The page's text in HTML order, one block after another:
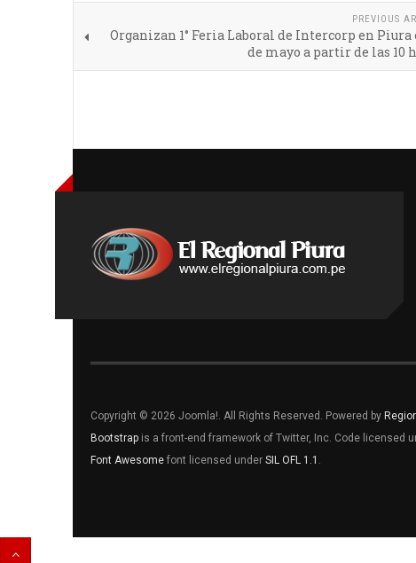
PREVIOUS
Organizan 1° Feria Laboral de Intercorp en Piura
de mayo a partir de las 10
Copyright © 2026 Joomla!. All Rights Reserved. Powered by
Bootstrap is a front-end framework of Twitter, Inc. Code licensed
Font Awesome font licensed under SIL OFL 1.1 .